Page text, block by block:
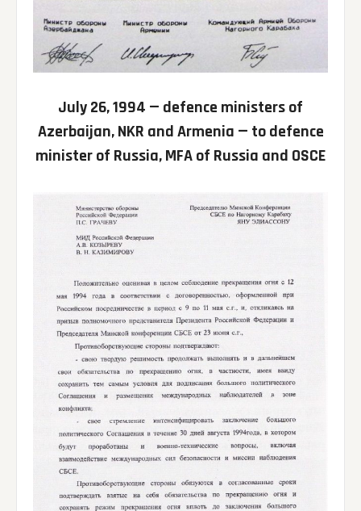
July 26, 1994 — defence ministers of
Azerbaijan, NKR and Armenia — to defence
minister of Russia, MFA of Russia and OSCE